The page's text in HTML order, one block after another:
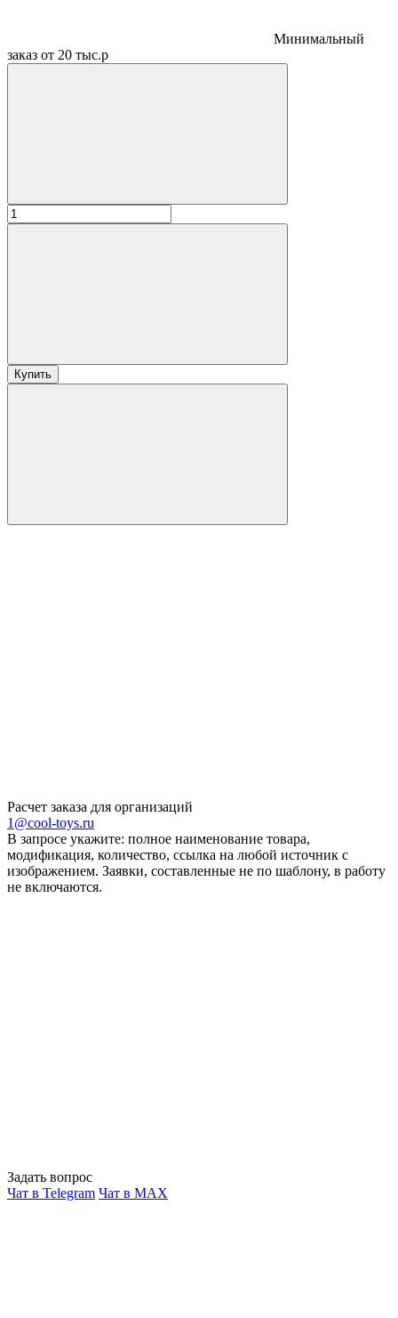
Минимальный
заказ от 20 тыс.р
Купить
Расчет заказа для организаций
1@cool-toys.ru
В запросе укажите: полное наименование товара,
модификация, количество, ссылка на любой источник с
изображением. Заявки, составленные не по шаблону, в работу
не включаются.
Задать вопрос
Чат в Telegram Чат в MAX